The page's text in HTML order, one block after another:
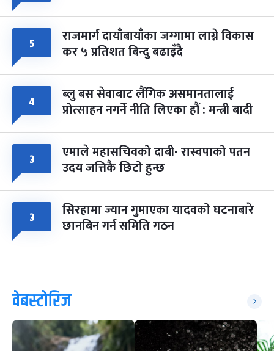
५ राजमार्ग दायाँबायाँका जग्गामा लाग्ने विकास
कर ५ प्रतिशत बिन्दु बढाइँदै
४ ब्लु बस सेवाबाट लैंगिक असमानतालाई
प्रोत्साहन नगर्ने नीति लिएका हौं : मन्त्री बादी
३ एमाले महासचिवको दाबी- रास्वपाको पतन
उदय जत्तिकै छिटो हुन्छ
३ सिरहामा ज्यान गुमाएका यादवको घटनाबारे
छानबिन गर्न समिति गठन
वेबस्टोरिज